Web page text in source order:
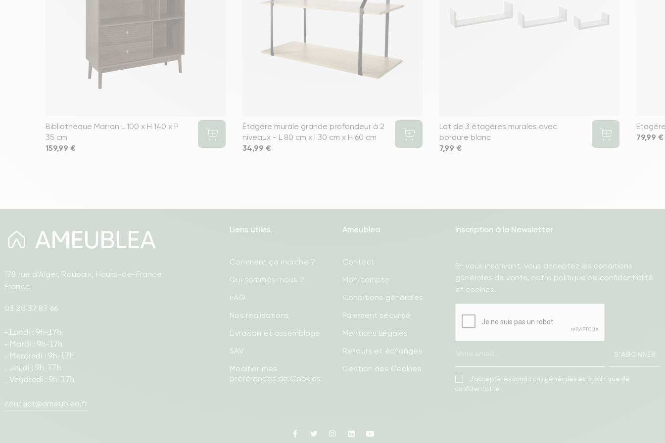
Bibliothèque Marron L 100 x H 140 x P
35 cm
Prix
159,99 €
Étagère murale grande profondeur à 2
niveaux - L 80 cm x l 30 cm x H 60 cm
Prix
34,99 €
Lot de 3 étagères murales avec
bordure blanc
Prix
7,99 €
Prix
79,99 €
178 rue d'Alger, Roubaix, Hauts-de-France
France
03 20 37 87 66
- Lundi : 9h-17h
- Mardi : 9h-17h
- Mercredi : 9h-17h
- Jeudi : 9h-17h
- Vendredi : 9h-17h
contact@ameublea.fr
Liens utiles
Comment ça marche ?
Qui sommes-nous ?
FAQ
Nos réalisations
Livraison et assemblage
SAV
Modifier mes
préférences de Cookies
Ameublea
Contact
Mon compte
Conditions générales
Paiement sécurisé
Mentions Légales
Retours et échanges
Gestion des Cookies
Inscription à la Newsletter
En vous inscrivant, vous acceptez les conditions
générales de vente, notre politique de confidentialité
et cookies.
S'ABONNER
J'accepte les conditions générales et la politique de
confidentialité
Facebook
Twitter InstagramLinkedin